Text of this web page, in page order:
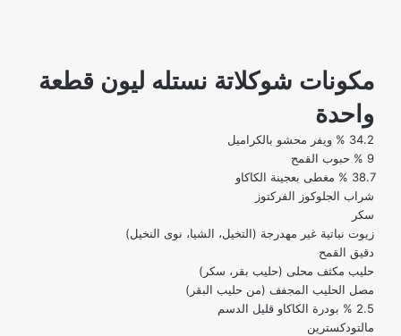
مكونات شوكلاتة نستله ليون قطعة
واحدة
34.2 % ويفر محشو بالكراميل
9 % حبوب القمح
38.7 % مغطى بعجينة الكاكاو
شراب الجلوكوز الفركتوز
سكر
زيوت نباتية غير مهدرجة (التخيل، الشيا، نوى النخيل)
دقيق القمح
حليب مكثف محلى (حليب بقر، سكر)
مصل الحليب المجفف (من حليب البقر)
2.5 % بودرة الكاكاو قليل الدسم
مالتودكسترين